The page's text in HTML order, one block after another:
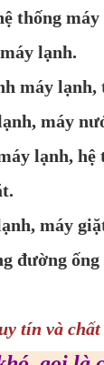
thống
lạnh.
máy lạnh,
máy
lạnh, hệ
máy
đường
tín và